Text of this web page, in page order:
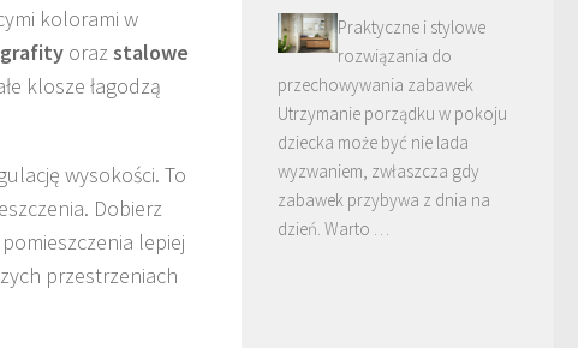
kolorami w
grafity oraz stalowe
klosze łagodzą
wysokości. To
Dobierz
lepiej
przestrzeniach
Praktyczne i stylowe
rozwiązania do
przechowywania zabawek
Utrzymanie porządku w pokoju
dziecka może być nie lada
wyzwaniem, zwłaszcza gdy
zabawek przybywa z dnia na
dzień. Warto …